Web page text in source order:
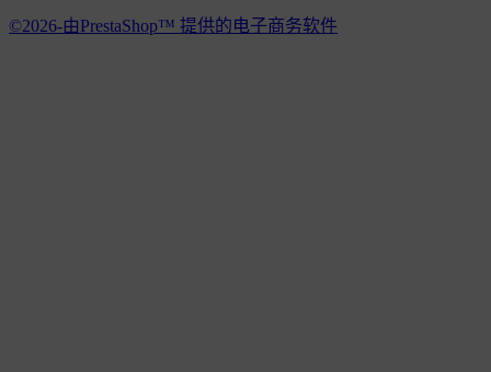
©2026-由PrestaShop™ 提供的电子商务软件